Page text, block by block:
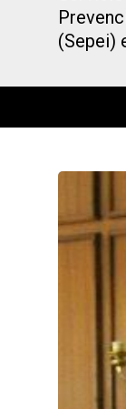
(Sepei)